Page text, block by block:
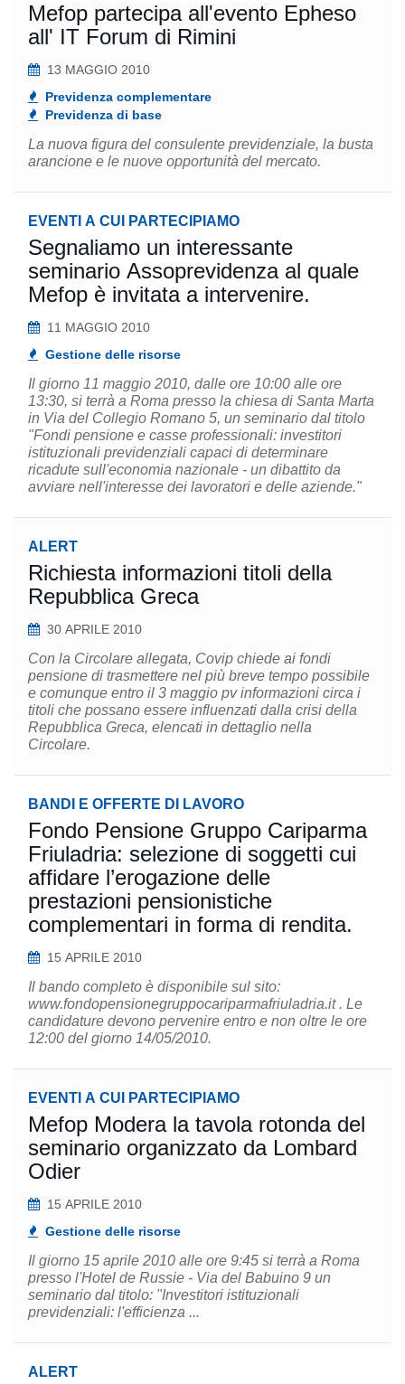
Mefop partecipa all'evento Epheso
all' IT Forum di Rimini
13 MAGGIO 2010
Previdenza complementare
Previdenza di base
La nuova figura del consulente previdenziale, la busta
arancione e le nuove opportunità del mercato.
EVENTI A CUI PARTECIPIAMO
Segnaliamo un interessante
seminario Assoprevidenza al quale
Mefop è invitata a intervenire.
11 MAGGIO 2010
Gestione delle risorse
Il giorno 11 maggio 2010, dalle ore 10:00 alle ore
13:30, si terrà a Roma presso la chiesa di Santa Marta
in Via del Collegio Romano 5, un seminario dal titolo
"Fondi pensione e casse professionali: investitori
istituzionali previdenziali capaci di determinare
ricadute sull'economia nazionale - un dibattito da
avviare nell'interesse dei lavoratori e delle aziende."
ALERT
Richiesta informazioni titoli della
Repubblica Greca
30 APRILE 2010
Con la Circolare allegata, Covip chiede ai fondi
pensione di trasmettere nel più breve tempo possibile
e comunque entro il 3 maggio pv informazioni circa i
titoli che possano essere influenzati dalla crisi della
Repubblica Greca, elencati in dettaglio nella
Circolare.
BANDI E OFFERTE DI LAVORO
Fondo Pensione Gruppo Cariparma
Friuladria: selezione di soggetti cui
affidare l’erogazione delle
prestazioni pensionistiche
complementari in forma di rendita.
15 APRILE 2010
Il bando completo è disponibile sul sito:
www.fondopensionegruppocariparmafriuladria.it . Le
candidature devono pervenire entro e non oltre le ore
12:00 del giorno 14/05/2010.
EVENTI A CUI PARTECIPIAMO
Mefop Modera la tavola rotonda del
seminario organizzato da Lombard
Odier
15 APRILE 2010
Gestione delle risorse
Il giorno 15 aprile 2010 alle ore 9:45 si terrà a Roma
presso l'Hotel de Russie - Via del Babuino 9 un
seminario dal titolo: "Investitori istituzionali
previdenziali: l'efficienza ...
ALERT